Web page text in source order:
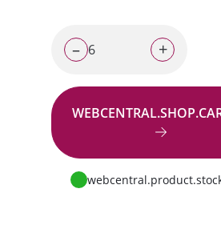
– +
Zur Anfrage